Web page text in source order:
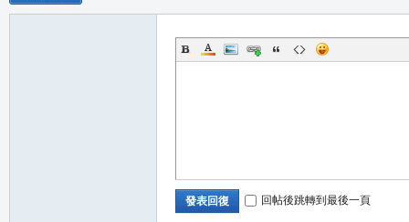
發表回復 回帖後跳轉到最後一頁